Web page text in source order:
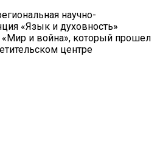
научно-
«Язык и духовность»
«Мир и война», который прошел
центре